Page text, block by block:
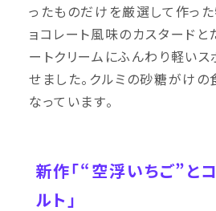
ったものだけを厳選して作った
ョコレート風味のカスタードと
ートクリームにふんわり軽い
せました。クルミの砂糖がけの
なっています。
新作「“空浮いちご”と
ルト」